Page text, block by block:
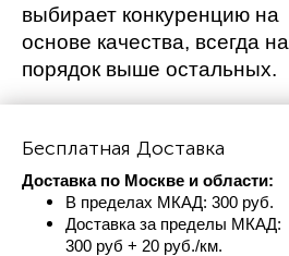
выбирает конкуренцию на
основе качества, всегда на
порядок выше остальных.
Бесплатная Доставка
Доставка по Москве и области:
В пределах МКАД: 300 руб.
Доставка за пределы МКАД:
300 руб + 20 руб./км.